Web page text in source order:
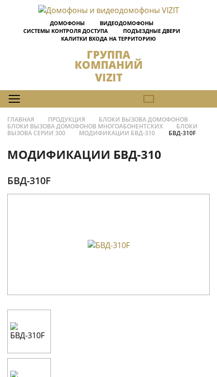
ДОМОФОНЫ
ВИДЕОДОМОФОНЫ
СИСТЕМЫ КОНТРОЛЯ ДОСТУПА
ПОДЪЕЗДНЫЕ ДВЕРИ
КАЛИТКИ ВХОДА НА ТЕРРИТОРИЮ
ГРУППА
КОМПАНИЙ
VIZIT
ГЛАВНАЯ ПРОДУКЦИЯ
БЛОКИ ВЫЗОВА ДОМОФОНОВ
БЛОКИ ВЫЗОВА ДОМОФОНОВ МНОГОАБОНЕНТСКИХ
БЛОКИ
ВЫЗОВА СЕРИИ 300
МОДИФИКАЦИИ БВД-310 БВД-310F
МОДИФИКАЦИИ БВД-310
БВД-310F